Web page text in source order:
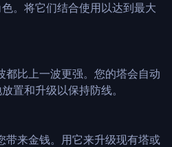
。将它们结合使用以达到最大
都比上一波更强。您的塔会自动
置和升级以保持防线。
带来金钱。用它来升级现有塔或